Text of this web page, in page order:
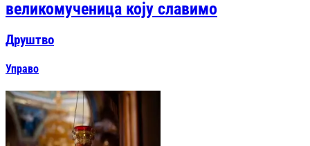
великомученица коју славимо
Друштво
Управо